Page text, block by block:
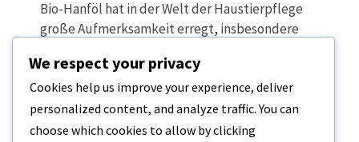
Bio-Hanföl hat in der Welt der Haustierpflege
große Aufmerksamkeit erregt, insbesondere
Vorteile für Hunde. In diesem…
5 MINUTEN LESEZEIT 18. DEZEMBER 2023
We respect your privacy
Cookies help us improve your experience, deliver
personalized content, and analyze traffic. You can
choose which cookies to allow by clicking